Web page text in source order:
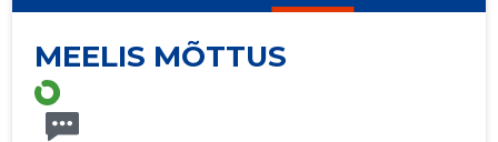
MEELIS MÕTTUS